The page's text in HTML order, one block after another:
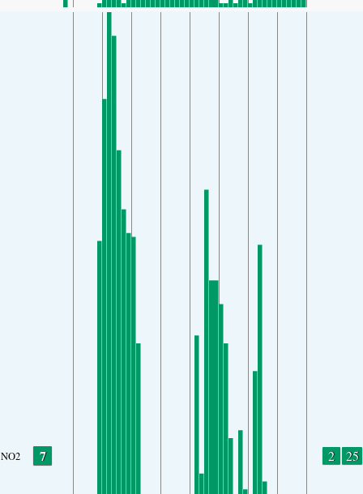
NO2 7 2 25